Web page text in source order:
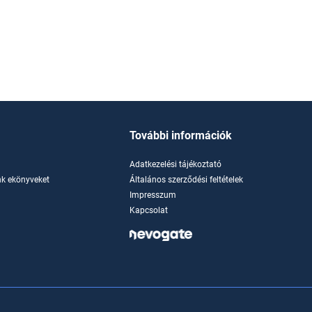
ekönyveket
További információk
Adatkezelési tájékoztató
Általános szerződési feltételek
Impresszum
Kapcsolat